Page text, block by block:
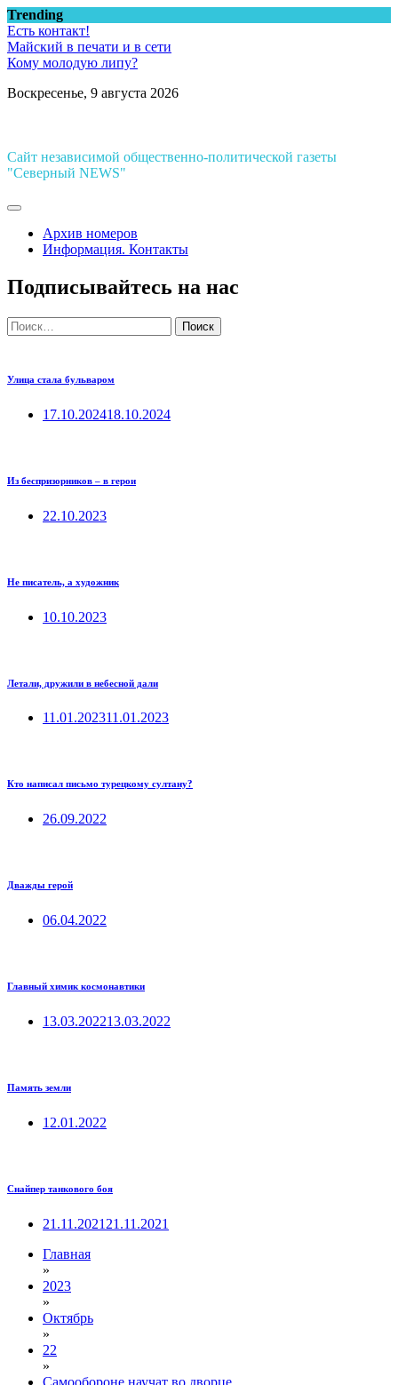
Перейти
к
содержимому
Trending
Есть контакт!
Майский в печати и в сети
Кому молодую липу?
Воскресенье, 9 августа 2026
Сайт независимой общественно-политической газеты
"Северный NEWS"
Архив номеров
Информация. Контакты
Подписывайтесь на нас
Найти:
Улица стала бульваром
17.10.202418.10.2024
Из беспризорников – в герои
22.10.2023
Не писатель, а художник
10.10.2023
Летали, дружили в небесной дали
11.01.202311.01.2023
Кто написал письмо турецкому султану?
26.09.2022
Дважды герой
06.04.2022
Главный химик космонавтики
13.03.202213.03.2022
Память земли
12.01.2022
Снайпер танкового боя
21.11.2021 21.11.2021
Главная
»
2023
»
Октябрь
»
22
»